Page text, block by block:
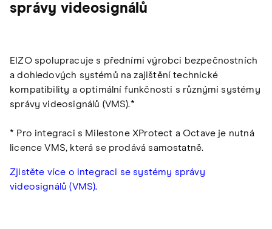
správy videosignálů
EIZO spolupracuje s předními výrobci bezpečnostních
a dohledových systémů na zajištění technické
kompatibility a optimální funkčnosti s různými systémy
správy videosignálů (VMS).*
* Pro integraci s Milestone XProtect a Octave je nutná
licence VMS, která se prodává samostatně.
Zjistěte více o integraci se systémy správy
videosignálů (VMS).